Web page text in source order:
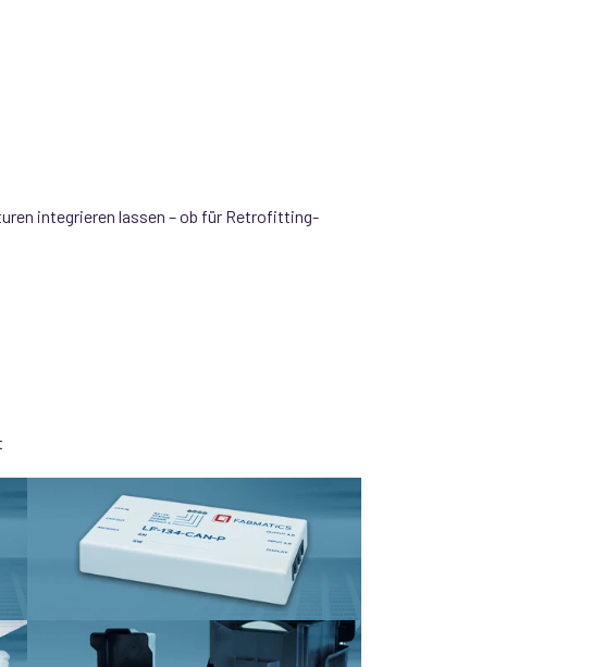
integrieren lassen – ob für Retrofitting-